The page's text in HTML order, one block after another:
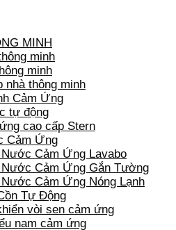
MINH
minh
minh
nhà thông minh
Cảm Ứng
tự động
cao cấp Stern
Cảm Ứng
Cảm Ứng Lavabo
Cảm Ứng Gắn Tường
Cảm Ứng Nóng Lạnh
Tự Động
vòi sen cảm ứng
nam cảm ứng